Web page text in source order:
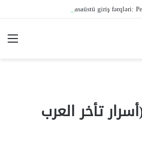
Pin-up mobil və masaüstü giriş fərqləri:
تأخر العرب